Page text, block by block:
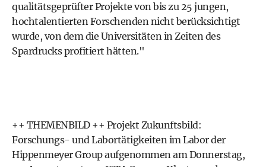
qualitätsgeprüfter Projekte von bis zu 25 jungen,
hochtalentierten Forschenden nicht berücksichtigt
wurde, von dem die Universitäten in Zeiten des
Spardrucks profitiert hätten."
++ THEMENBILD ++ Projekt Zukunftsbild:
Forschungs- und Labortätigkeiten im Labor der
Hippenmeyer Group aufgenommen am Donnerstag,